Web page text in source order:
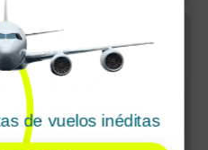
vuelos
de Avianca
a Bogota
de vuelos inéditas